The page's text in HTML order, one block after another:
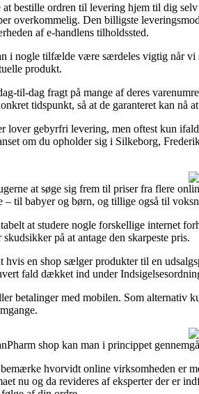
bestille ordren til levering hjem til dig
overkommelig. Den billigste
af e-handlens tilholdssted.
i nogle tilfælde være særdeles vigtig når vi
produkt.
til-dag fragt på mange af deres
tidspunkt, så at de garanteret kan nå
lover gebyrfri levering, men oftest kun
om du opholder sig i Silkeborg,
at søge sig frem til priser fra flere
– til babyer og børn, og tillige også til
at studere nogle forskellige internet
på at antage den skarpeste pris.
hvis en shop sælger produkter til en
fald dækket ind under
betalinger med mobilen. Som alternativ
shop kan man i princippet
hvorvidt online virksomheden er
nu og da revideres af eksperter der er